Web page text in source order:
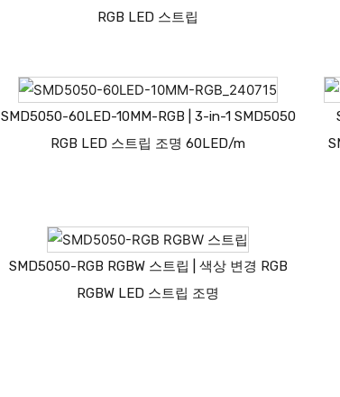
RGB LED 스트립
SMD5050-60LED-10MM-RGB | 3-in-1 SMD5050
RGB LED 스트립 조명 60LED/m
SMD5050-RGB RGBW 스트립 | 색상 변경 RGB
RGBW LED 스트립 조명